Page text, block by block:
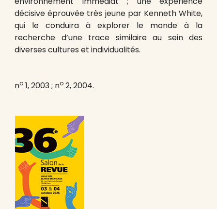
décisive éprouvée très jeune par Kenneth White,
qui le conduira à explorer le monde à la
recherche d’une trace similaire au sein des
diverses cultures et individualités.
no 1, 2003 ; no 2, 2004.